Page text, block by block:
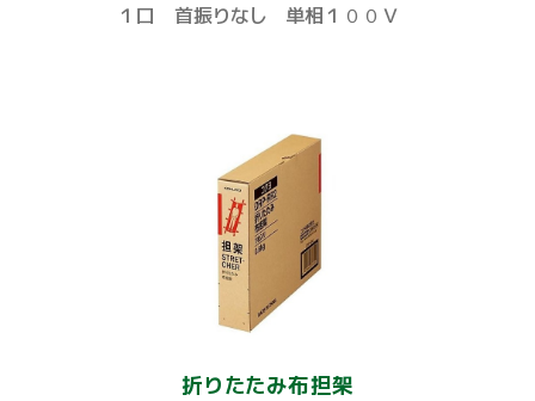
１口 首振りなし 単相１００Ｖ
折りたたみ布担架